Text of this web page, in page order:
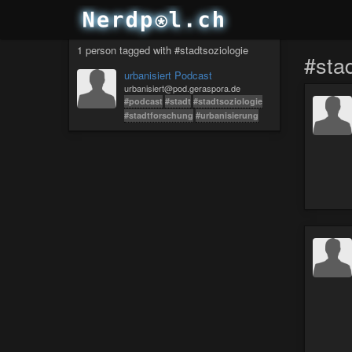
1 person tagged with #stadtsoziologie
urbanisiert Podcast
urbanisiert@pod.geraspora.de
#podcast #stadt #stadtsoziologie
#stadtforschung #urbanisierung